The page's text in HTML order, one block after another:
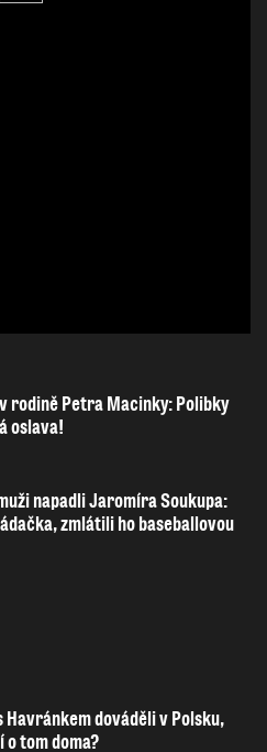
rodině Petra Macinky: Polibky
oslava!
napadli Jaromíra Soukupa:
zmlátili ho baseballovou
Havránkem dováděli v Polsku,
tom doma?